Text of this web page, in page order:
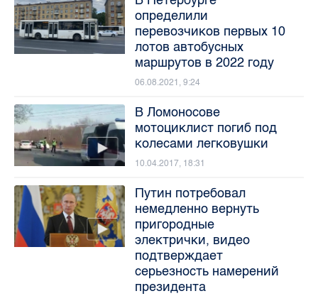
определили
перевозчиков первых 10
лотов автобусных
маршрутов в 2022 году
06.08.2021, 9:24
В Ломоносове
мотоциклист погиб под
колесами легковушки
10.04.2017, 18:31
Путин потребовал
немедленно вернуть
пригородные
электрички, видео
подтверждает
серьезность намерений
президента